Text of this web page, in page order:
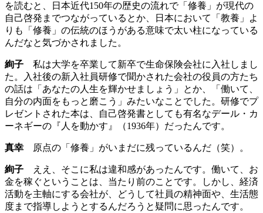
を読むと、日本近代150年の歴史の流れで「修養」が現代の
自己啓発までつながっているとか、日本において「教養」よ
りも「修養」の伝統のほうがある意味で太い柱になっている
んだなと気づかされました。
絢子 私は大学を卒業して新卒で生命保険会社に入社しまし
た。入社後の新入社員研修で聞かされた会社の役員の方たち
の話は「あなたの人生を輝かせましょう」とか、「働いて、
自分の内面をもっと磨こう」みたいなことでした。研修でプ
レゼントされた本は、自己啓発書としても有名なデール・カ
ーネギーの『人を動かす』（1936年）だったんです。
真幸 原点の「修養」がいまだに残っているんだ（笑）。
絢子 ええ、そこに私は違和感があったんです。働いて、お
金を稼ぐということは、当たり前のことです。しかし、経済
活動を主軸にする会社が、どうして社員の精神面や、生活態
度まで指導しようとするんだろうと疑問に思ったんです。